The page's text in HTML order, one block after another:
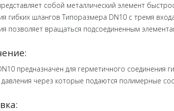
собой металлический элемент
гибких шлангов Типоразмера DN10 с тремя
позволяет вращаться подсоединенным
предназначен для герметичного соединения
через которые подаются полимерные